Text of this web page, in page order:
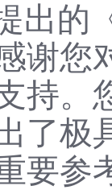
出的
谢您
持。
了极
要参